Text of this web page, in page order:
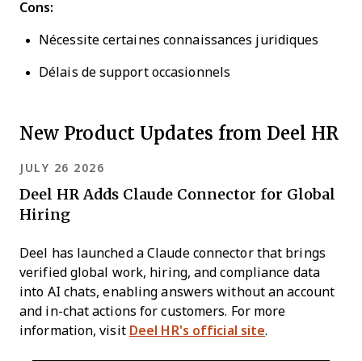
Cons:
Nécessite certaines connaissances juridiques
Délais de support occasionnels
New Product Updates from Deel HR
JULY 26 2026
Deel HR Adds Claude Connector for Global
Hiring
Deel has launched a Claude connector that brings
verified global work, hiring, and compliance data
into AI chats, enabling answers without an account
and in-chat actions for customers. For more
information, visit Deel HR's official site.